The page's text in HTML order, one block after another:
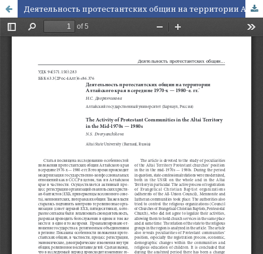
Деятельность протестантских общин на территории Алтайского края в середине 1970-х — 1980-е гг.